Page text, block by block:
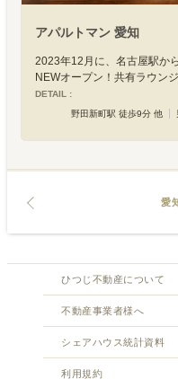
アパルトマン 愛知
2023年12月に、名古屋駅か
NEWオープン！共有ラウン
DETAIL :
野田新町駅 徒歩9分 他
愛
ひつじ不動産について
不動産事業者様へ
シェアハウス統計資料
利用規約